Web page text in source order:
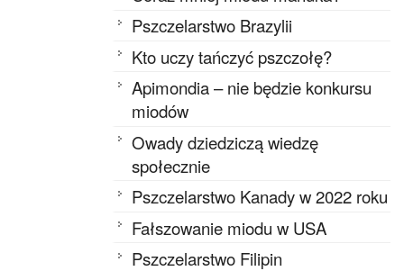
Pszczelarstwo Brazylii
Kto uczy tańczyć pszczołę?
Apimondia – nie będzie konkursu
miodów
Owady dziedziczą wiedzę
społecznie
Pszczelarstwo Kanady w 2022 roku
Fałszowanie miodu w USA
Pszczelarstwo Filipin